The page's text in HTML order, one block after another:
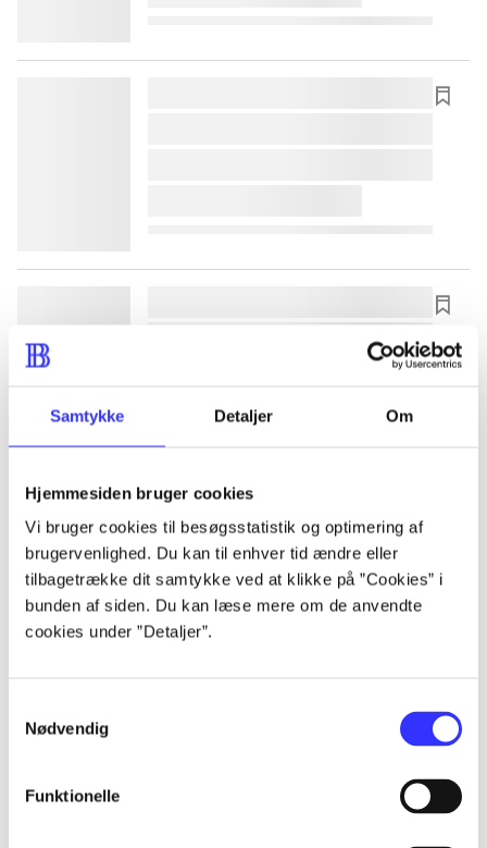
Samtykke Detaljer Om
Hjemmesiden bruger cookies
Vi bruger cookies til besøgsstatistik og optimering af
brugervenlighed. Du kan til enhver tid ændre eller
tilbagetrække dit samtykke ved at klikke på ”Cookies” i
bunden af siden. Du kan læse mere om de anvendte
cookies under ”Detaljer”.
Nødvendig
Funktionelle
lorem ipsum dolor sit amet ...
lorem ipsum dolor sit amet ...
lorem ipsum dolor sit amet ...
lorem ipsum dolor sit amet ...
lorem ipsum dolor sit amet ...
lorem ipsum dolor sit amet ...
lorem ipsum dolor sit amet ...
lorem ipsum dolor sit amet ...
lorem ipsum dolor sit amet ...
lorem ipsum dolor sit amet ...
lorem ipsum dolor sit amet ...
lorem ipsum dolor sit amet ...